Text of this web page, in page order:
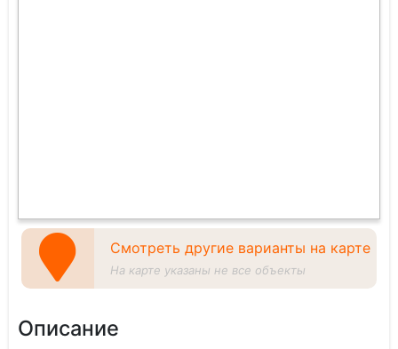
Смотреть другие варианты на карте
На карте указаны не все объекты
Описание